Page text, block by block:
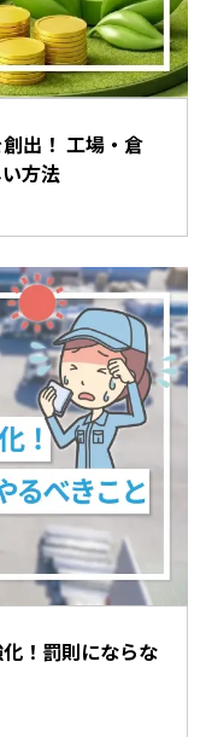
出！ 工場・倉
方法
！罰則にならな